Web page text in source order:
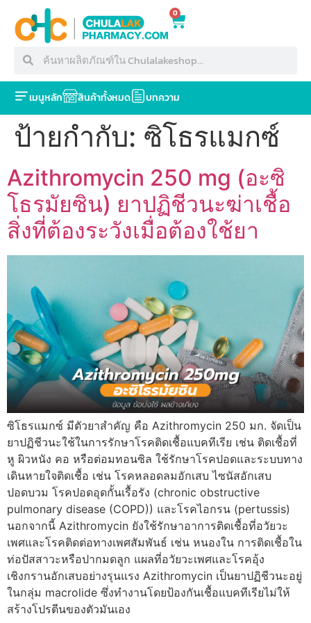
0
เมนูหลัก สินค้าทั้งหมด บทความ
ป้ายกำกับ: ซิโธรแมกซ์
Azithromycin 250 mg (อะซิ
โธรมัยซิน) ยาปฏิชีวนะฆ่าเชื้อ
สิ่งที่ต้องระวังเมื่อต้องใช้ยา
ซิโธรแมกซ์ มีตัวยาสำคัญ คือ Azithromycin 250 มก. จัดเป็น
ยาปฏิชีวนะใช้ในการรักษาโรคติดเชื้อแบคทีเรีย เช่น ติดเชื้อที่
หู ผิวหนัง คอ หรือต่อมทอนซิล ใช้รักษาโรคปอดและระบบทาง
เดินหายใจติดเชื้อ เช่น โรคหลอดลมอักเสบ ไซนัสอักเสบ
ปอดบวม โรคปอดอุดกั้นเรื้อรัง (chronic obstructive
pulmonary disease (COPD)) และโรคไอกรน (pertussis)
นอกจากนี้ Azithromycin ยังใช้รักษาอาการติดเชื้อที่อวัยวะ
เพศและโรคติดต่อทางเพศสัมพันธ์ เช่น หนองใน การติดเชื้อใน
ท่อปัสสาวะหรือปากมดลูก แผลที่อวัยวะเพศและโรคอุ้ง
เชิงกรานอักเสบอย่างรุนแรง Azithromycin เป็นยาปฏิชีวนะอยู่
ในกลุ่ม macrolide ซึ่งทำงานโดยป้องกันเชื้อแบคทีเรียไม่ให้
สร้างโปรตีนของตัวมันเอง